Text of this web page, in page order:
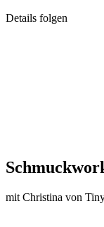
Details folgen
mit Christina von